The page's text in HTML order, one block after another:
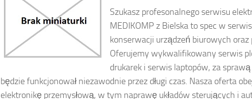
Szukasz profesonalnego serwisu
MEDIKOMP z Bielska to spec w
konserwacji urządzeń biurowych oraz
Oferujemy wykwalifikowany serwis
drukarek i serwis laptopów, za
będzie funkcjonował niezawodnie przez długi czas. Nasza oferta
elektronikę przemysłową, w tym naprawę układów sterujących i